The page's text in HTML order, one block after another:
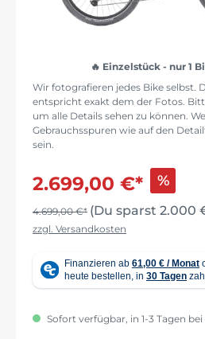
Einzelstück - nur 1
Wir fotografieren jedes Bike selbst.
entspricht exakt dem der Fotos.
um alle Details sehen zu können.
Gebrauchsspuren wie auf den
sein.
2.699,00 €* %
4.699,00 €* (Du sparst 2.000
zzgl. Versandkosten
Sofort verfügbar, in 1-3 Tagen bei